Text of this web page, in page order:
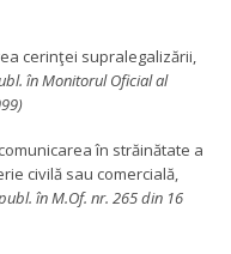
cerinţei supralegalizării,
în Monitorul Oficial al
în străinătate a
civilă sau comercială,
în M.Of. nr. 265 din 16